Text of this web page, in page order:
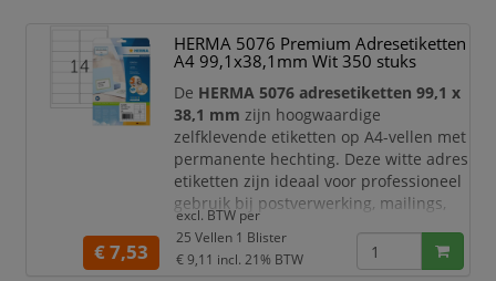
magazijnlabels, dossierlabels, barcode-
etiketten en duidelijke
informatielabels.
D
HERMA 5076 Premium Adresetiketten
A4 99,1x38,1mm Wit 350 stuks
De HERMA 5076 adresetiketten 99,1 x
38,1 mm zijn hoogwaardige
zelfklevende etiketten op A4-vellen met
permanente hechting. Deze witte adres
etiketten zijn ideaal voor professioneel
gebruik bij postverwerking, mailings,
verzending, archivering, administratie
en kantoororganisatie. Dankzij het
praktische formaat zijn ze zeer geschikt
€ 7,53
excl. BTW per
25 Vellen 1 Blister
€ 9,11 incl. 21% BTW